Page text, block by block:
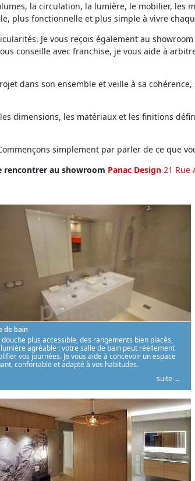
la circulation, la lumière, le mobilier, les
plus fonctionnelle et plus simple à vivre
Je vous reçois également au
conseille avec franchise, je vous aide à
dans son ensemble et veille à sa
dimensions, les matériaux et les finitions
simplement par parler de ce que
rencontrer au showroom Panac Design 21 Rue
de bain
douche plus accessible, des rangements bien placés,
agréable : votre salle de bain peut réellement
vos journées. Je vous aide à concevoir un espace
confortable et adapté à vos habitudes.
suite ...